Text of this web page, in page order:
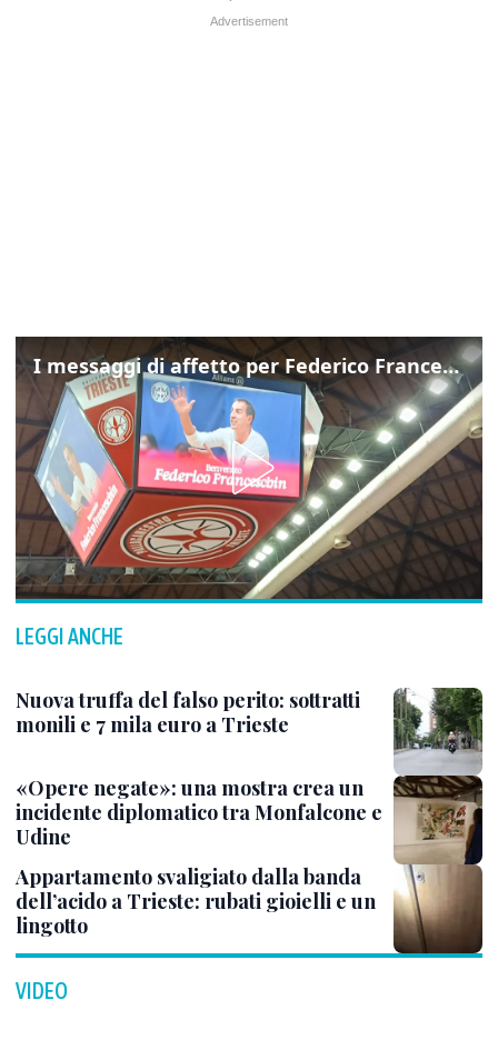
I messaggi di affetto per Federico Franceschin: così il mondo del basket gli è stato accanto fino all’ultimo
LEGGI ANCHE
Nuova truffa del falso perito: sottratti
monili e 7 mila euro a Trieste
«Opere negate»: una mostra crea un
incidente diplomatico tra Monfalcone e
Udine
Appartamento svaligiato dalla banda
dell’acido a Trieste: rubati gioielli e un
lingotto
VIDEO